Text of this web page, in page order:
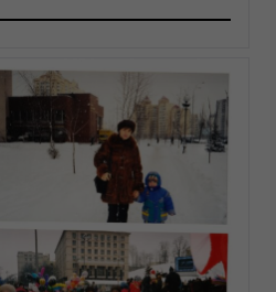
är stärkandet av